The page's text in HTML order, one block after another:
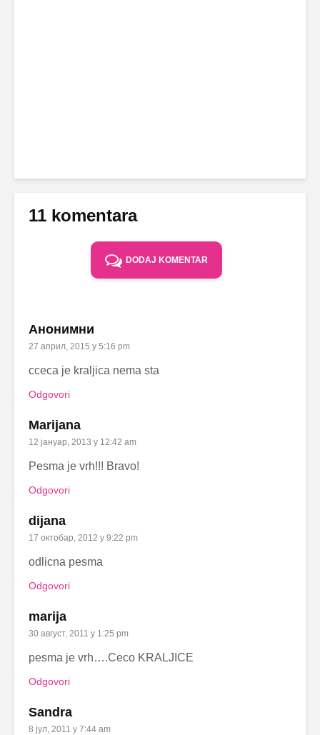
11 komentara
DODAJ KOMENTAR
Анонимни
27 април, 2015 у 5:16 pm
cceca je kraljica nema sta
Odgovori
Marijana
12 јануар, 2013 у 12:42 am
Pesma je vrh!!! Bravo!
Odgovori
dijana
17 октобар, 2012 у 9:22 pm
odlicna pesma
Odgovori
marija
30 август, 2011 у 1:25 pm
pesma je vrh….Ceco KRALJICE
Odgovori
Sandra
8 јул, 2011 у 7:44 am